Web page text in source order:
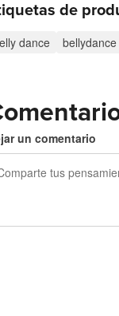
de
dance bellydance
un comentario